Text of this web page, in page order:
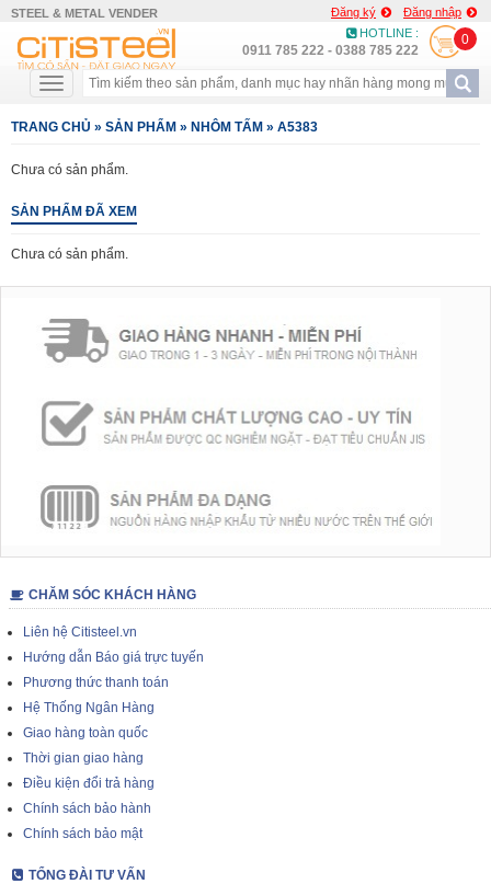
STEEL & METAL VENDER Đăng ký
Đăng nhập
HOTLINE :
0911 785 222 - 0388 785 222
0
TRANG CHỦ » SẢN PHẨM » NHÔM TẤM » A5383
Chưa có sản phẩm.
SẢN PHẨM ĐÃ XEM
Chưa có sản phẩm.
CHĂM SÓC KHÁCH HÀNG
Liên hệ Citisteel.vn
Hướng dẫn Báo giá trực tuyến
Phương thức thanh toán
Hệ Thống Ngân Hàng
Giao hàng toàn quốc
Thời gian giao hàng
Điều kiện đổi trả hàng
Chính sách bảo hành
Chính sách bảo mật
TỔNG ĐÀI TƯ VẤN